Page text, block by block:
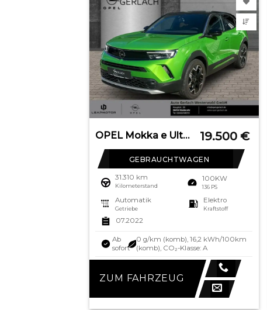
OPEL Mokka e Ultimate Navi Leder Digitales Cockpit LE 19.500 €
GEBRAUCHTWAGEN
31.310 km
Kilometerstand
100KW
136 PS
Automatik
Getriebe
Elektro
Kraftstoff
07.2022
Ab
sofort
0 g/km (komb), 16,2 kWh/100km
(komb), CO₂-Klasse: A
ZUM FAHRZEUG